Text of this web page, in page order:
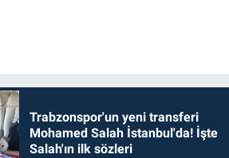
Trabzonspor'un yeni transferi
Mohamed Salah İstanbul'da! İşte
Salah'ın ilk sözleri